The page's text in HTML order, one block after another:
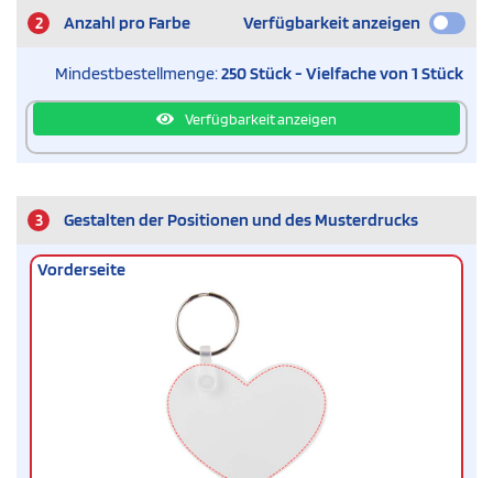
2 Anzahl pro Farbe Verfügbarkeit anzeigen
Mindestbestellmenge:250 Stück - Vielfache von 1 Stück
Verfügbarkeit anzeigen
3 Gestalten der Positionen und des Musterdrucks
Vorderseite